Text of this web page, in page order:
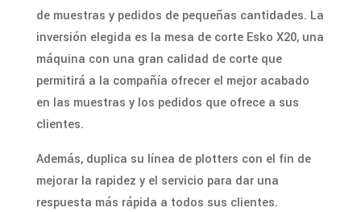
de muestras y pedidos de pequeñas cantidades. La
inversión elegida es la mesa de corte Esko X20, una
máquina con una gran calidad de corte que
permitirá a la compañía ofrecer el mejor acabado
en las muestras y los pedidos que ofrece a sus
clientes.
Además, duplica su línea de plotters con el fin de
mejorar la rapidez y el servicio para dar una
respuesta más rápida a todos sus clientes.